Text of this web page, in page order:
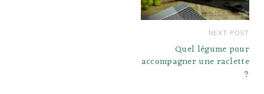
NEXT POST
Quel légume pour
accompagner une raclette
?